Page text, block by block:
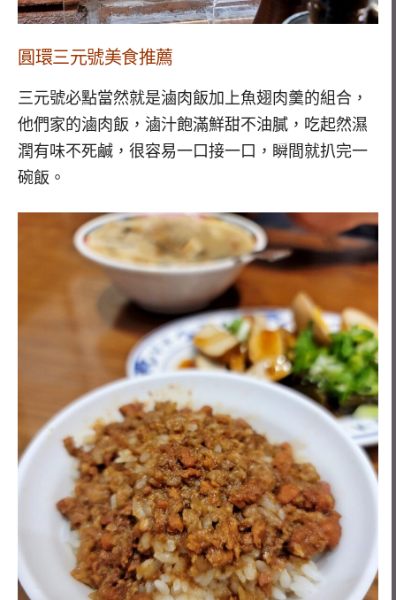
圓環三元號美食推薦
三元號必點當然就是滷肉飯加上魚翅肉羹的組合，
他們家的滷肉飯，滷汁飽滿鮮甜不油膩，吃起然濕
潤有味不死鹹，很容易一口接一口，瞬間就扒完一
碗飯。